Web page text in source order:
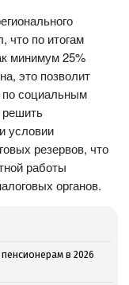
что по итогам
минимум 25%
это позволит
по социальным
решить
условии
резервов, что
работы
органов.
в 2026